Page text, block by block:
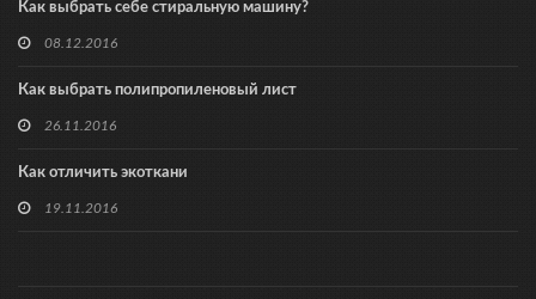
Как выбрать себе стиральную машину?
08.12.2016
Как выбрать полипропиленовый лист
26.11.2016
Как отличить экоткани
19.11.2016